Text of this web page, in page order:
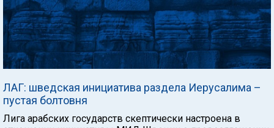
ЛАГ: шведская инициатива раздела Иерусалима –
пустая болтовня
Лига арабских государств скептически настроена в